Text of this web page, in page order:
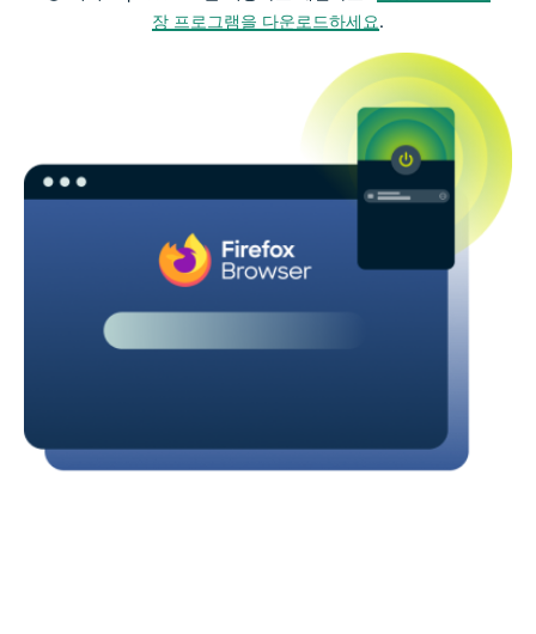
장 프로그램을 다운로드하세요.